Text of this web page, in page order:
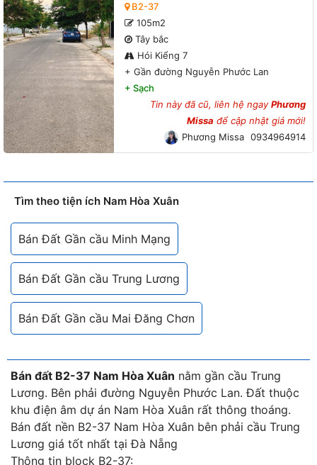
B2-37
105m2
Tây bắc
Hói Kiểng 7
+ Gần đường Nguyễn Phước Lan
+ Sạch
Tin này đã cũ, liên hệ ngayPhương
Missa để cập nhật giá mới!
Phương Missa 0934964914
Tìm theo tiện ích Nam Hòa Xuân
Bán Đất Gần cầu Minh Mạng
Bán Đất Gần cầu Trung Lương
Bán Đất Gần cầu Mai Đăng Chơn
Bán đất B2-37 Nam Hòa Xuân nằm gần cầu Trung
Lương. Bên phải đường Nguyễn Phước Lan. Đất thuộc
khu điện âm dự án Nam Hòa Xuân rất thông thoáng.
Bán đất nền B2-37 Nam Hòa Xuân bên phải cầu Trung
Lương giá tốt nhất tại Đà Nẵng
Thông tin block B2-37: